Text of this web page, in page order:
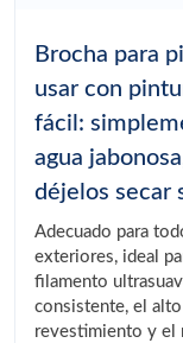
Brocha para
usar con
fácil:
agua
déjelos secar
Adecuado para
exteriores, ideal
filamento
consistente, el
revestimiento y el